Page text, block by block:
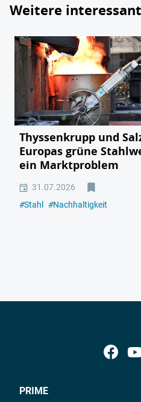
Weitere
Thyssenkrupp und
Europas grüne
ein Marktproblem
31.07.2026
#Stahl #Nachhaltigkeit
PRIME